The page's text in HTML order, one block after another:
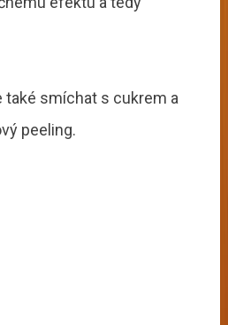
také smíchat s cukrem a
peeling.